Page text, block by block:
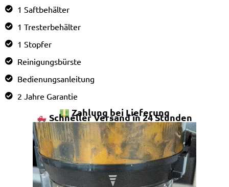
1 Saftbehälter
1 Tresterbehälter
1 Stopfer
Reinigungsbürste
Bedienungsanleitung
2 Jahre Garantie
Zahlung bei Lieferung
Schneller Versand in 24 Stunden